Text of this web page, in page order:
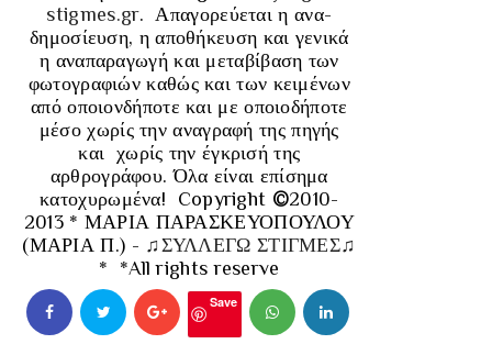
stigmes.gr. Απαγορεύεται η ανα-
δημοσίευση, η αποθήκευση και γενικά
η αναπαραγωγή και μεταβίβαση των
φωτογραφιών καθώς και των κειμένων
από οποιονδήποτε και με οποιοδήποτε
μέσο χωρίς την αναγραφή της πηγής
και χωρίς την έγκρισή της
αρθρογράφου. Όλα είναι επίσημα
κατοχυρωμένα! Copyright ©2010-
2013 * ΜΑΡΙΑ ΠΑΡΑΣΚΕΥΟΠΟΥΛΟΥ
(ΜΑΡΙΑ Π.) - ♫ΣΥΛΛΕΓΩ ΣΤΙΓΜΕΣ♫
*
*All rights reserve
Save